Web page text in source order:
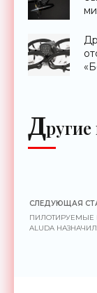
Д
СЛЕДУЮЩАЯ
ПИЛОТИРУЕМЫЕ
ALUDA